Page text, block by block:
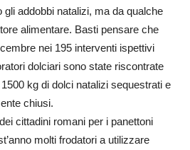
gli addobbi natalizi, ma da qualche
alimentare. Basti pensare che
nei 195 interventi ispettivi
dolciari sono state riscontrate
kg di dolci natalizi sequestrati e
chiusi.
cittadini romani per i panettoni
molti frodatori a utilizzare